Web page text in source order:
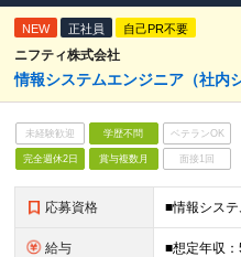
NEW 正社員 自己PR不要
ニフティ株式会社
情報システムエンジニア（社内
未経験歓迎 学歴不問 ベテランOK
完全週休2日 賞与複数月 面接1回
応募資格
給与